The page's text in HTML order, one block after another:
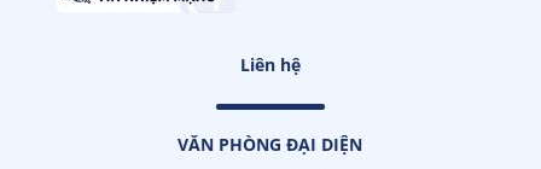
Liên hệ
VĂN PHÒNG ĐẠI DIỆN